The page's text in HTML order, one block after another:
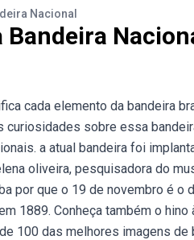
Nacional
Bandeira
cada elemento da bandeira
curiosidades sobre essa
a atual bandeira foi
oliveira, pesquisadora do
por que o 19 de novembro é o
1889. Conheça também o
100 das melhores imagens